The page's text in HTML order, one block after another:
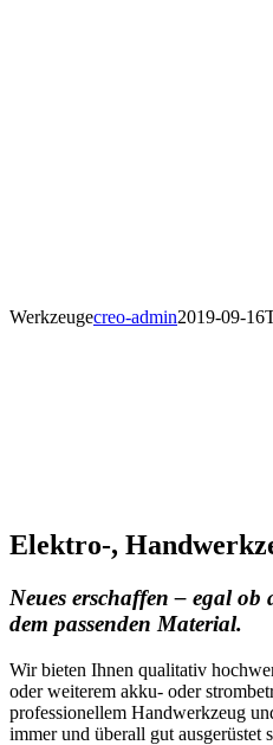
Werkzeugecreo-admin2019-09-
Elektro-,
Neues erschaffen – egal
dem passenden Material.
Wir bieten Ihnen qualitativ
oder weiterem akku- oder
professionellem Handwerkzeug
immer und überall gut ausgerüstet